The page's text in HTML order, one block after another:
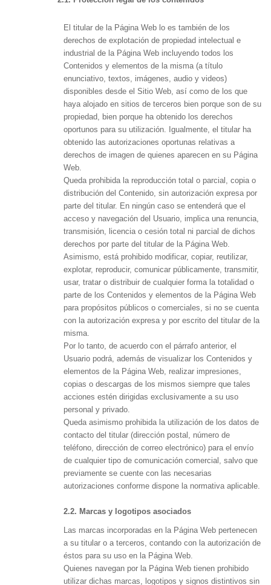
El titular de la Página Web lo es también de los
derechos de explotación de propiedad intelectual e
industrial de la Página Web incluyendo todos los
Contenidos y elementos de la misma (a título
enunciativo, textos, imágenes, audio y videos)
disponibles desde el Sitio Web, así como de los que
haya alojado en sitios de terceros bien porque son de su
propiedad, bien porque ha obtenido los derechos
oportunos para su utilización. Igualmente, el titular ha
obtenido las autorizaciones oportunas relativas a
derechos de imagen de quienes aparecen en su Página
Web.
Queda prohibida la reproducción total o parcial, copia o
distribución del Contenido, sin autorización expresa por
parte del titular. En ningún caso se entenderá que el
acceso y navegación del Usuario, implica una renuncia,
transmisión, licencia o cesión total ni parcial de dichos
derechos por parte del titular de la Página Web.
Asimismo, está prohibido modificar, copiar, reutilizar,
explotar, reproducir, comunicar públicamente, transmitir,
usar, tratar o distribuir de cualquier forma la totalidad o
parte de los Contenidos y elementos de la Página Web
para propósitos públicos o comerciales, si no se cuenta
con la autorización expresa y por escrito del titular de la
misma.
Por lo tanto, de acuerdo con el párrafo anterior, el
Usuario podrá, además de visualizar los Contenidos y
elementos de la Página Web, realizar impresiones,
copias o descargas de los mismos siempre que tales
acciones estén dirigidas exclusivamente a su uso
personal y privado.
Queda asimismo prohibida la utilización de los datos de
contacto del titular (dirección postal, número de
teléfono, dirección de correo electrónico) para el envío
de cualquier tipo de comunicación comercial, salvo que
previamente se cuente con las necesarias
autorizaciones conforme dispone la normativa aplicable.
2.2. Marcas y logotipos asociados
Las marcas incorporadas en la Página Web pertenecen
a su titular o a terceros, contando con la autorización de
éstos para su uso en la Página Web.
Quienes navegan por la Página Web tienen prohibido
utilizar dichas marcas, logotipos y signos distintivos sin